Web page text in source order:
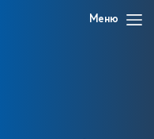
Меню